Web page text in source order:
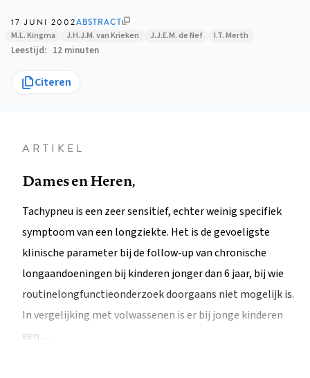
17 JUNI 2002ABSTRACT
M.L. Kingma
J.H.J.M. van Krieken J.J.E.M. de Nef I.T. Merth
Leestijd 12 minuten
Citeren
ARTIKEL
Dames en Heren,
Tachypneu is een zeer sensitief, echter weinig specifiek
symptoom van een longziekte. Het is de gevoeligste
klinische parameter bij de follow-up van chronische
longaandoeningen bij kinderen jonger dan 6 jaar, bij wie
routinelongfunctieonderzoek doorgaans niet mogelijk is.
In vergelijking met volwassenen is er bij jonge kinderen
een…